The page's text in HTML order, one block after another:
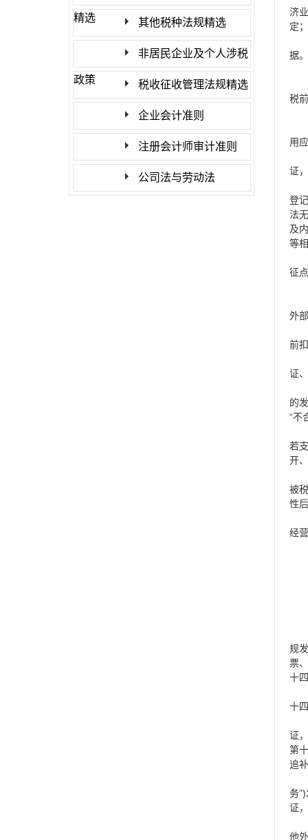
精选 其他税种法规精选
非居民企业及个人涉税
政策 税收征收管理法规精选
企业会计准则
注册会计师审计准则
公司法与劳动法
济
定
据。
税
用
证
登
法
及
等
征
外
前
证
的
“不
若
开
被
性
经
规
票
十
十
证
第
追
务
证
他